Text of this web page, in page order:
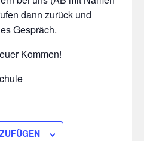
dann zurück und
Gespräch.
Kommen!